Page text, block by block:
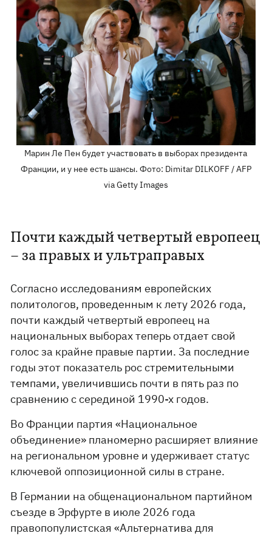
Марин Ле Пен будет участвовать в выборах президента
Франции, и у нее есть шансы. Фото: Dimitar DILKOFF / AFP
via Getty Images
Почти каждый четвертый европеец
– за правых и ультраправых
Согласно исследованиям европейских
политологов, проведенным к лету 2026 года,
почти каждый четвертый европеец на
национальных выборах теперь отдает свой
голос за крайне правые партии. За последние
годы этот показатель рос стремительными
темпами, увеличившись почти в пять раз по
сравнению с серединой 1990-х годов.
Во Франции партия «Национальное
объединение» планомерно расширяет влияние
на региональном уровне и удерживает статус
ключевой оппозиционной силы в стране.
В Германии на общенациональном партийном
съезде в Эрфурте в июле 2026 года
правопопулистская «Альтернатива для